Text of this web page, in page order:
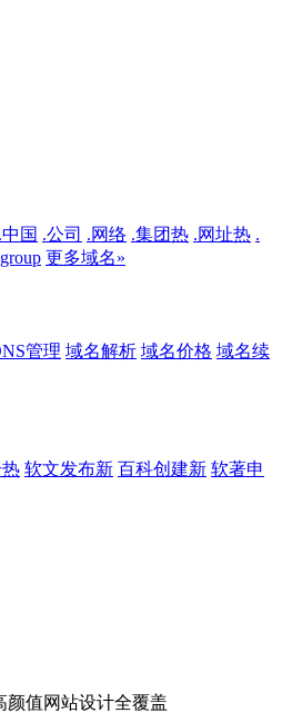
.中国 .公司 .网络 .集团热 .网址热 .
更多域名»
管理 域名解析 域名价格 域名续
热 软文发布新 百科创建新 软著申
颜值网站设计全覆盖